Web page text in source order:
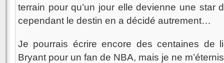
terrain pour qu’un jour elle devienne une star
cependant le destin en a décidé autrement…
Je pourrais écrire encore des centaines de
Bryant pour un fan de NBA, mais je ne